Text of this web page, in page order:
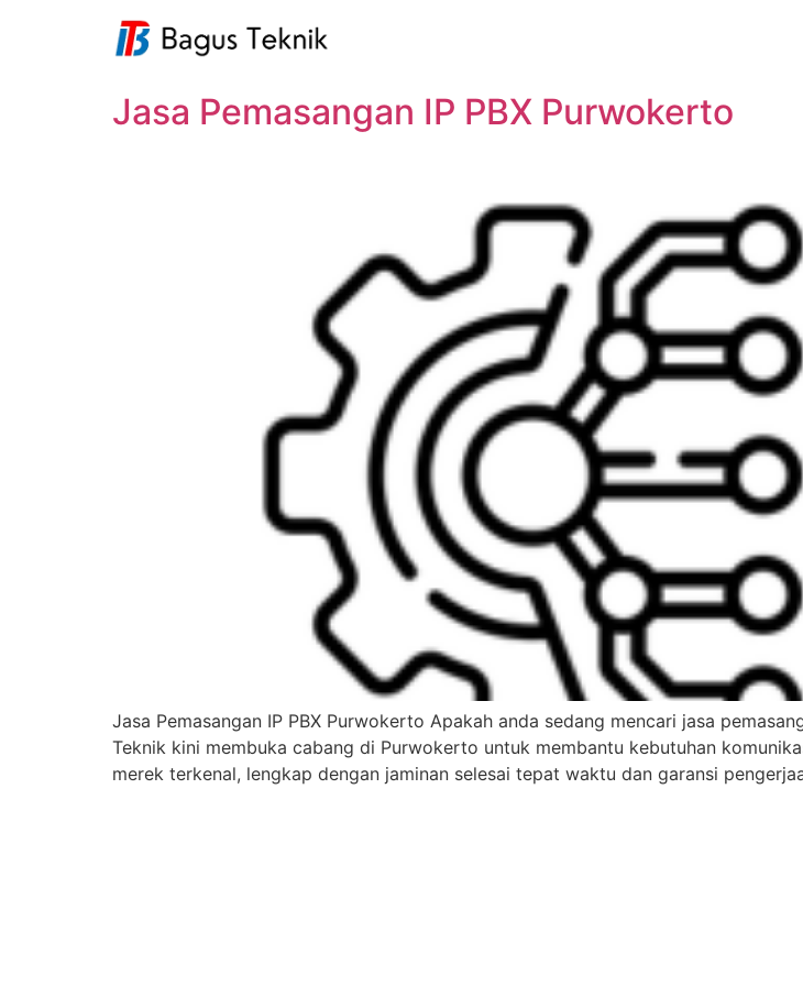
Jasa Pemasangan IP PBX Purwokerto
Jasa Pemasangan IP PBX Purwokerto Apakah anda sedang mencari jasa
Teknik kini membuka cabang di Purwokerto untuk membantu kebutuhan
merek terkenal, lengkap dengan jaminan selesai tepat waktu dan garansi